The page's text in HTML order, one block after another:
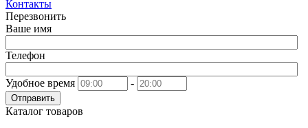
Контакты
Перезвонить
Ваше имя
Телефон
Удобное время -
Отправить
Каталог товаров